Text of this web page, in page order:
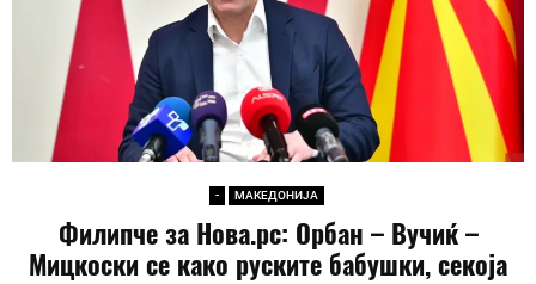
- МАКЕДОНИЈА
Филипче за Нова.рс: Орбан – Вучиќ –
Мицкоски се како руските бабушки, секоја